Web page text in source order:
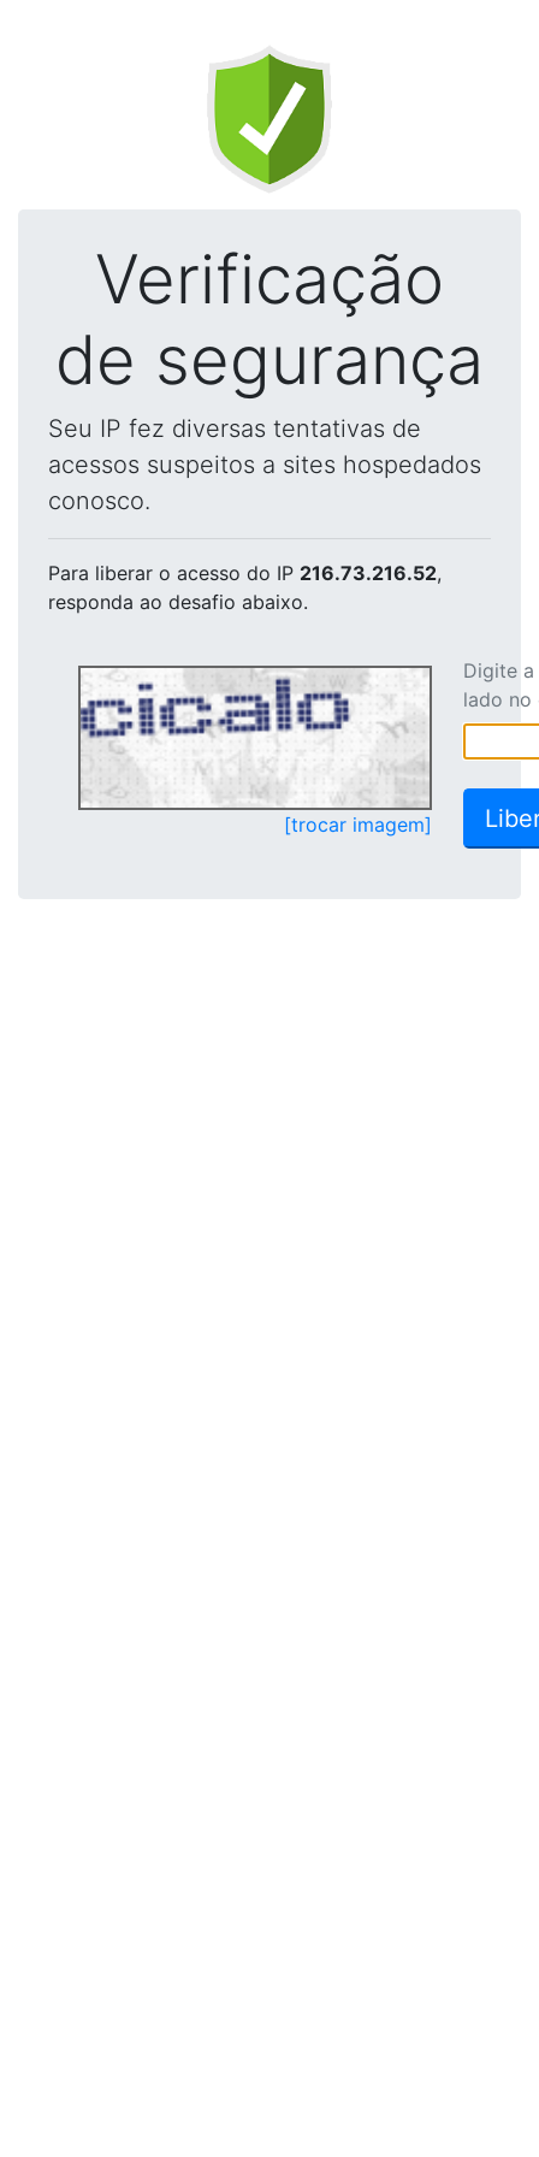
Verificação
de segurança
Seu IP fez diversas tentativas de
acessos suspeitos a sites hospedados
conosco.
Para liberar o acesso do IP 216.73.216.52,
responda ao desafio abaixo.
[trocar imagem]
Digite
lado no